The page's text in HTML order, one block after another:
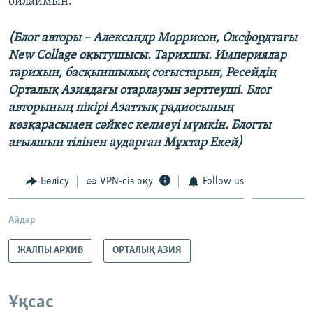
(Блог авторы – Александр Моррисон, Оксфордтағы
New Collage оқытушысы. Тарихшы. Империялар
тарихын, басқыншылық соғыстарын, Ресейдің
Орталық Азиядағы отарлауын зерттеуші. Блог
авторының пікірі Азаттық радиосының
көзқарасымен сәйкес келмеуі мүмкін. Блогты
ағылшын тілінен аударған Мұхтар Екей)
Бөлісу VPN-сіз оқу Follow us
Айдар
ЖАЛПЫ АРХИВ ОРТАЛЫҚ АЗИЯ
Ұқсас